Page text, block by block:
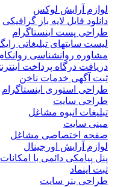
لوازم آرایش لوکس
دانلود فایل لایه باز گرافیکی
طراحی پست اینستاگرام
لیست سایتهای تبلیغاتی رایگان
مشاوره روانشناسی روانکام
دریافت درگاه پرداخت اینترنتی
ثبت آگهی خدمات ناخن
طراحی استوری اینستاگرام
طراحی سایت
تبلیغات انبوه مشاغل
مینی سایت
صفحه اختصاصی مشاغل
لوازم آرایش اورجینال
پنل پیامکی دائمی با امکانات کامل
ثبت اینماد
طراحی بنر سایت